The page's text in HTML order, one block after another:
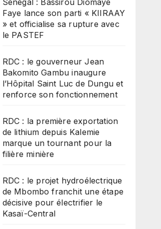
Sénégal : Bassirou Diomaye
Faye lance son parti « KIIRAAY
» et officialise sa rupture avec
le PASTEF
RDC : le gouverneur Jean
Bakomito Gambu inaugure
l’Hôpital Saint Luc de Dungu et
renforce son fonctionnement
RDC : la première exportation
de lithium depuis Kalemie
marque un tournant pour la
filière minière
RDC : le projet hydroélectrique
de Mbombo franchit une étape
décisive pour électrifier le
Kasaï-Central